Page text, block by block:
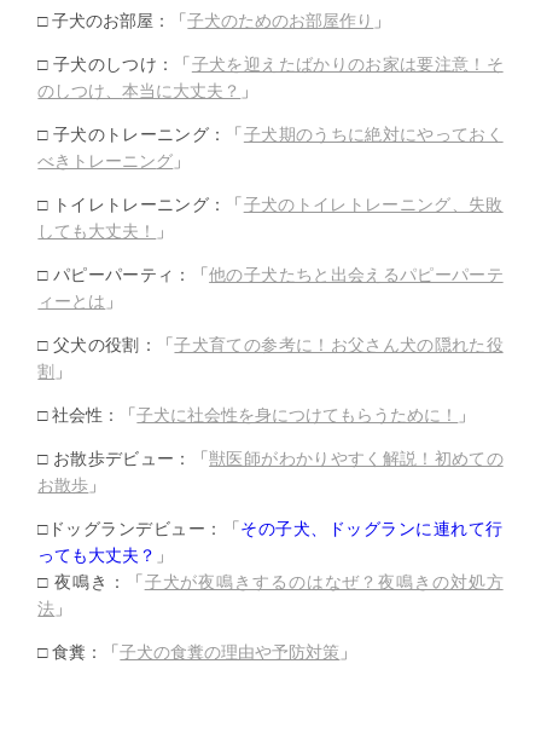
□ 子犬のお部屋：「子犬のためのお部屋作り 」
□ 子犬のしつけ：「 子犬を迎えたばかりのお家は要注意！そ
のしつけ、本当に大丈夫？ 」
□ 子犬のトレーニング：「 子犬期のうちに絶対にやっておく
べきトレーニング 」
□ トイレトレーニング：「 子犬のトイレトレーニング、 失敗
しても大丈夫！
」
□ パピーパーティ：「他の子犬たちと出会えるパピーパーテ
ィーとは 」
□ 父犬の役割：「子犬育ての参考に！お父さん犬の隠れた役
割 」
□ 社会性：「子犬に社会性を身につけてもらうために！ 」
□ お散歩デビュー：「獣医師がわかりやすく解説！初めての
お散歩 」
□ドッグランデビュー：「 その子犬、
ドッグランに連れて行
っても大丈夫？ 」
□ 夜鳴き：「 子犬が夜鳴きするのはなぜ？夜鳴きの対処方
法 」
□ 食糞：「子犬の食糞の理由や予防対策 」